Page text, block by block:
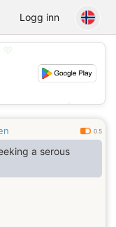
Logg inn
💕
0.5
a serous